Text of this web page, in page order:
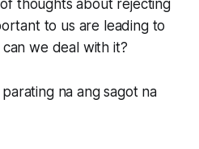
thoughts about rejecting
to us are leading to
we deal with it?
na ang sagot na